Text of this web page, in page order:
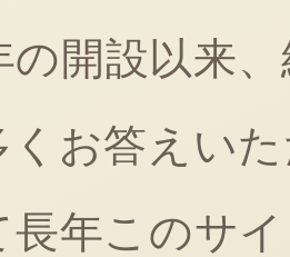
の開設以来
くお答えい
長年このサ